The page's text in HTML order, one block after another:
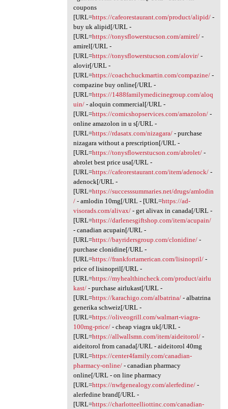
coupons
[URL=https://cafeorestaurant.com/product/alipid/-
buy uk alipid[/URL -
[URL=https://tonysflowerstucson.com/amirel/-
amirel[/URL -
[URL=https://tonysflowerstucson.com/alovir/-
alovir[/URL -
[URL=https://coachchuckmartin.com/compazine/-
compazine buy online[/URL -
[URL=https://1488familymedicinegroup.com/aloq
uin/- aloquin commercial[/URL -
[URL=https://comicshopservices.com/amazolon/-
online amazolon in u s[/URL -
[URL=https://rdasatx.com/nizagara/- purchase
nizagara without a prescription[/URL -
[URL=https://tonysflowerstucson.com/abrolet/-
abrolet best price usa[/URL -
[URL=https://cafeorestaurant.com/item/adenock/-
adenock[/URL -
[URL=https://successsummaries.net/drugs/amlodin
/- amlodin 10mg[/URL - [URL=https://ad-
visorads.com/alivax/- get alivax in canada[/URL -
[URL=https://darlenesgiftshop.com/item/acupain/
- canadian acupain[/URL -
[URL=https://bayridersgroup.com/clonidine/-
purchase clonidine[/URL -
[URL=https://frankfortamerican.com/lisinopril/-
price of lisinopril[/URL -
[URL=https://myhealthincheck.com/product/airlu
kast/- purchase airlukast[/URL -
[URL=https://karachigo.com/albatrina/- albatrina
generika schweiz[/URL -
[URL=https://oliveogrill.com/walmart-viagra-
100mg-price/- cheap viagra uk[/URL -
[URL=https://allwallsmn.com/item/aideitorol/-
aideitorol from canada[/URL - aideitorol 40mg
[URL=https://center4family.com/canadian-
pharmacy-online/- canadian pharmacy
online[/URL - on line pharmacy
[URL=https://nwfgenealogy.com/alerfedine/-
alerfedine brand[/URL -
[URL=https://charlotteelliottinc.com/canadian-